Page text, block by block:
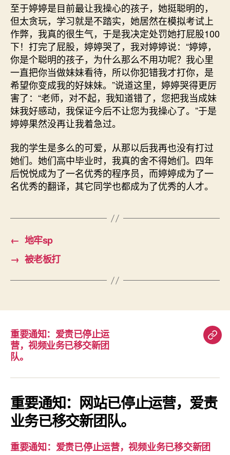
至于婷婷是目前最让我操心的孩子，她挺聪明的，
但太贪玩，学习就是不踏实，她居然在模拟考试上
作弊，我真的很生气，于是我决定处罚她打屁股100
下！打完了屁股，婷婷哭了，我对婷婷说：“婷婷，
你是个聪明的孩子，为什么那么不用功呢？我心里
一直把你当做妹妹看待，所以你犯错我才打你，是
希望你变成我的好妹妹。”说道这里，婷婷哭得更厉
害了：“老师，对不起，我知道错了，您把我当成妹
妹我好感动，我保证今后不让您为我操心了。”于是
婷婷果然没再让我着急过。
我的学生是多么的可爱，从那以后我再也没有打过
她们。她们高中毕业时，我真的舍不得她们。四年
后悦悦成为了一名优秀的程序员，而婷婷成为了一
名优秀的翻译，其它同学也都成为了优秀的人才。
← 地牢sp
→ 被老板打
重要通知：爱责已停止运
营，视频业务已移交新团
队。
重
知：
爱
责
重要通知：网站已停止运营，爱责
业务已移交新团队。
重要通知：爱责已停止运营，视频业务已移交新团